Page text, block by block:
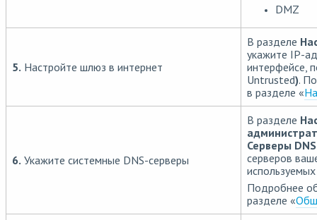
DMZ
5. Настройте шлюз в интернет
В разделе
укажите IP-
интерфейсе,
Untrusted).
в разделе «
6. Укажите системные DNS-серверы
В разделе
Серверы DNS
серверов
Подробнее
разделе «